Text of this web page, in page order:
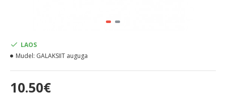
10.50€
LAOS
Mudel: GALAKSIIT auguga